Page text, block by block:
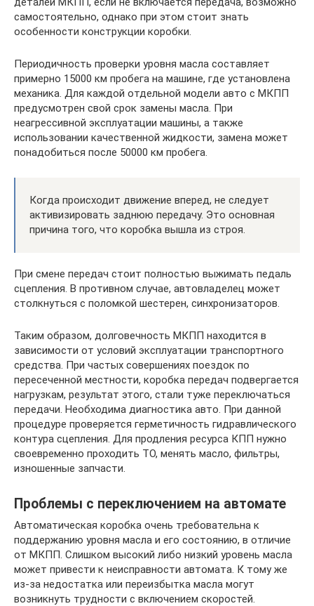
самостоятельно, однако при этом стоит знать
особенности конструкции коробки.
Периодичность проверки уровня масла составляет
примерно 15000 км пробега на машине, где установлена
механика. Для каждой отдельной модели авто с МКПП
предусмотрен свой срок замены масла. При
неагрессивной эксплуатации машины, а также
использовании качественной жидкости, замена может
понадобиться после 50000 км пробега.
Когда происходит движение вперед, не следует
активизировать заднюю передачу. Это основная
причина того, что коробка вышла из строя.
При смене передач стоит полностью выжимать педаль
сцепления. В противном случае, автовладелец может
столкнуться с поломкой шестерен, синхронизаторов.
Таким образом, долговечность МКПП находится в
зависимости от условий эксплуатации транспортного
средства. При частых совершениях поездок по
пересеченной местности, коробка передач подвергается
нагрузкам, результат этого, стали туже переключаться
передачи. Необходима диагностика авто. При данной
процедуре проверяется герметичность гидравлического
контура сцепления. Для продления ресурса КПП нужно
своевременно проходить ТО, менять масло, фильтры,
изношенные запчасти.
Проблемы с переключением на автомате
Автоматическая коробка очень требовательна к
поддержанию уровня масла и его состоянию, в отличие
от МКПП. Слишком высокий либо низкий уровень масла
может привести к неисправности автомата. К тому же
из-за недостатка или переизбытка масла могут
возникнуть трудности с включением скоростей.